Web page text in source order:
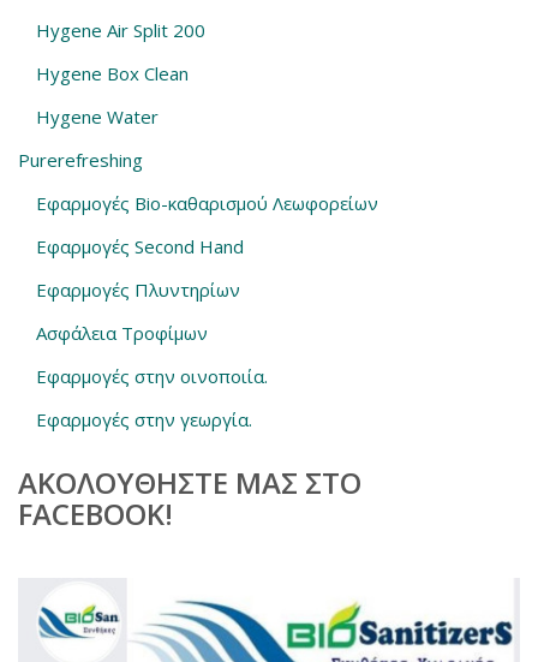
Hygene Air Split 200
Hygene Box Clean
Hygene Water
Purerefreshing
Εφαρμογές Bio-καθαρισμού Λεωφορείων
Εφαρμογές Second Hand
Εφαρμογές Πλυντηρίων
Ασφάλεια Τροφίμων
Εφαρμογές στην οινοποιία.
Εφαρμογές στην γεωργία.
ΑΚΟΛΟΥΘΗΣΤΕ ΜΑΣ ΣΤΟ
FACEBOOK!